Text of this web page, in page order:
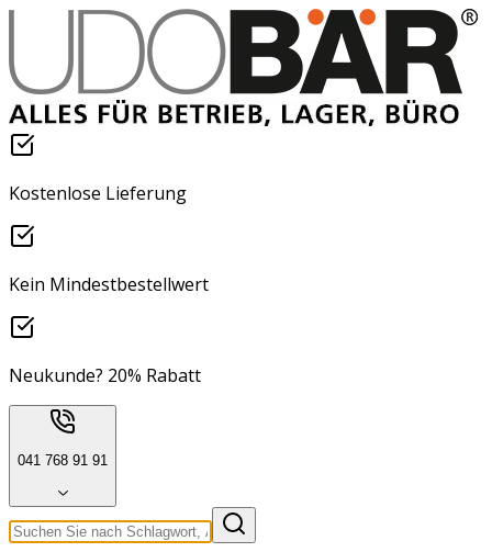
Kostenlose Lieferung
Kein Mindestbestellwert
Neukunde? 20% Rabatt
041 768 91 91